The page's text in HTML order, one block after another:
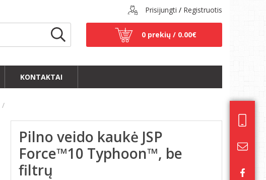
Prisijungti / Registruotis
0 prekių / 0.00€
KONTAKTAI
Pilno veido kaukė JSP
Force™10 Typhoon™, be
filtrų